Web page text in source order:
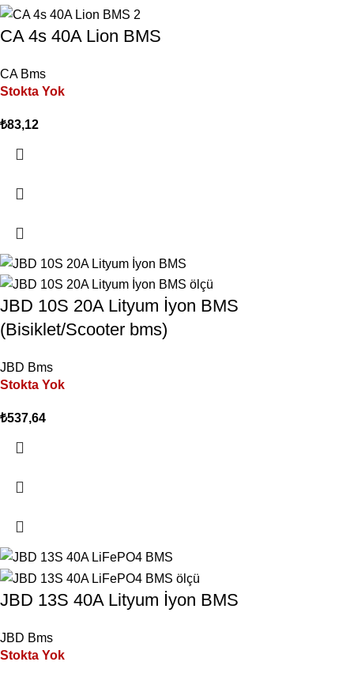
CA 4s 40A Lion BMS
CA Bms
Stokta Yok
₺83,12
JBD 10S 20A Lityum İyon BMS
(Bisiklet/Scooter bms)
JBD Bms
Stokta Yok
₺537,64
JBD 13S 40A Lityum İyon BMS
JBD Bms
Stokta Yok